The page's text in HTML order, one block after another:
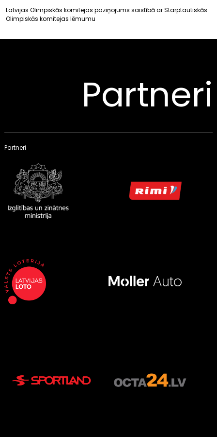
Latvijas Olimpiskās komitejas paziņojums saistībā ar Starptautiskās
Olimpiskās komitejas lēmumu
Partneri
Partneri